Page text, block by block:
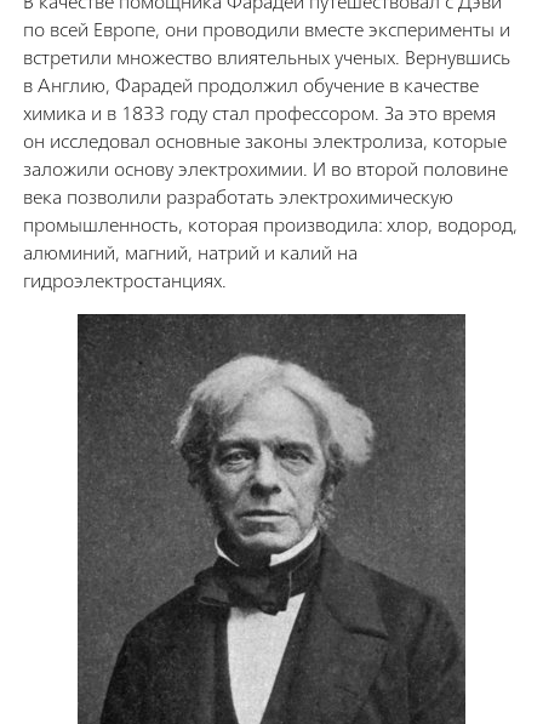
по всей Европе, они проводили вместе эксперименты и
встретили множество влиятельных ученых. Вернувшись
в Англию, Фарадей продолжил обучение в качестве
химика и в 1833 году стал профессором. За это время
он исследовал основные законы электролиза, которые
заложили основу электрохимии. И во второй половине
века позволили разработать электрохимическую
промышленность, которая производила: хлор, водород,
алюминий, магний, натрий и калий на
гидроэлектростанциях.